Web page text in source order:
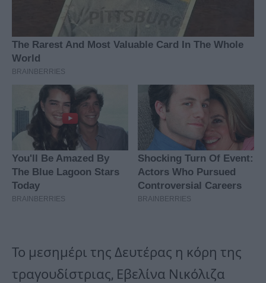
Το μεσημέρι της Δευτέρας η κόρη της
τραγουδίστριας, Εβελίνα Νικόλιζα